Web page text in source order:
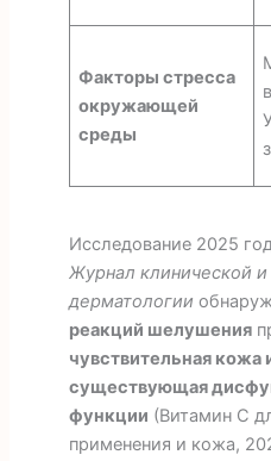
Факторы стресса
окружающей
среды
Исследование 2025
Журнал клинической и
дерматологии
реакций шелушения
чувствительная кожа
существующая
функции (Витамин С
применения и кожа,